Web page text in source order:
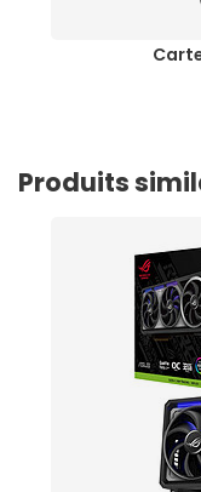
Produits